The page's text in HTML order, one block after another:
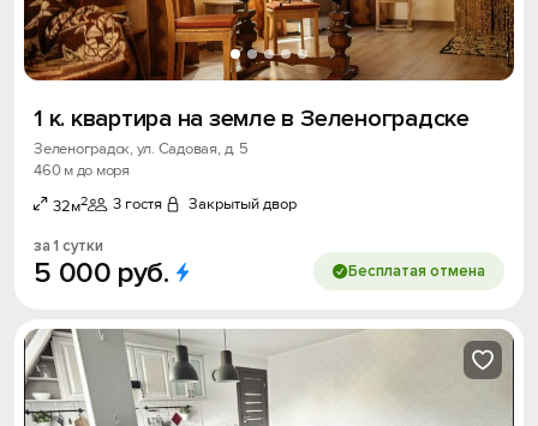
1 к. квартира на земле в Зеленоградске
Зеленоградск, ул. Садовая, д. 5
460 м до моря
32м2 3 гостя Закрытый двор
за 1 сутки
5 000 руб. Бесплатая отмена